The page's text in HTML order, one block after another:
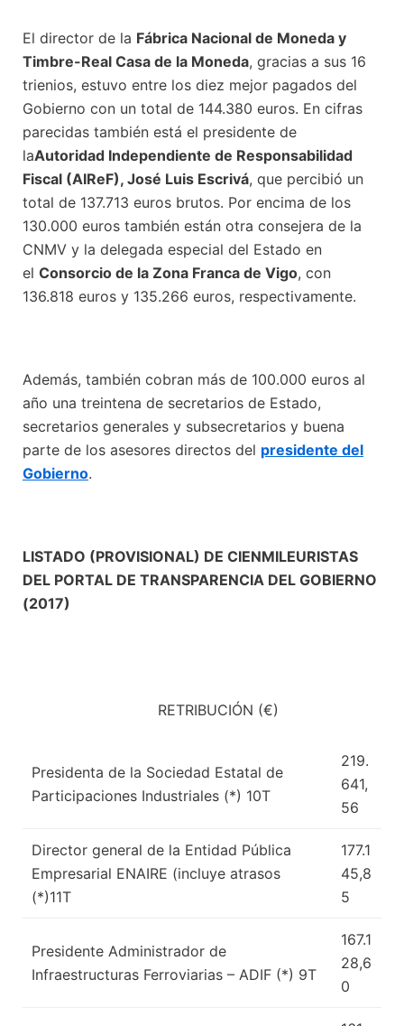
El director de la Fábrica Nacional de Moneda y
Timbre-Real Casa de la Moneda, gracias a sus 16
trienios, estuvo entre los diez mejor pagados del
Gobierno con un total de 144.380 euros. En cifras
parecidas también está el presidente de
laAutoridad Independiente de Responsabilidad
Fiscal (AIReF), José Luis Escrivá, que percibió un
total de 137.713 euros brutos. Por encima de los
130.000 euros también están otra consejera de la
CNMV y la delegada especial del Estado en
el Consorcio de la Zona Franca de Vigo, con
136.818 euros y 135.266 euros, respectivamente.
Además, también cobran más de 100.000 euros al
año una treintena de secretarios de Estado,
secretarios generales y subsecretarios y buena
parte de los asesores directos del presidente del
Gobierno.
LISTADO (PROVISIONAL) DE CIENMILEURISTAS
DEL PORTAL DE TRANSPARENCIA DEL GOBIERNO
(2017)
RETRIBUCIÓN (€)
Presidenta de la Sociedad Estatal de
Participaciones Industriales (*) 10T
219.
641,
56
Director general de la Entidad Pública
Empresarial ENAIRE (incluye atrasos
(*)11T
177.1
45,8
5
Presidente Administrador de
Infraestructuras Ferroviarias – ADIF (*) 9T
167.1
28,6
0